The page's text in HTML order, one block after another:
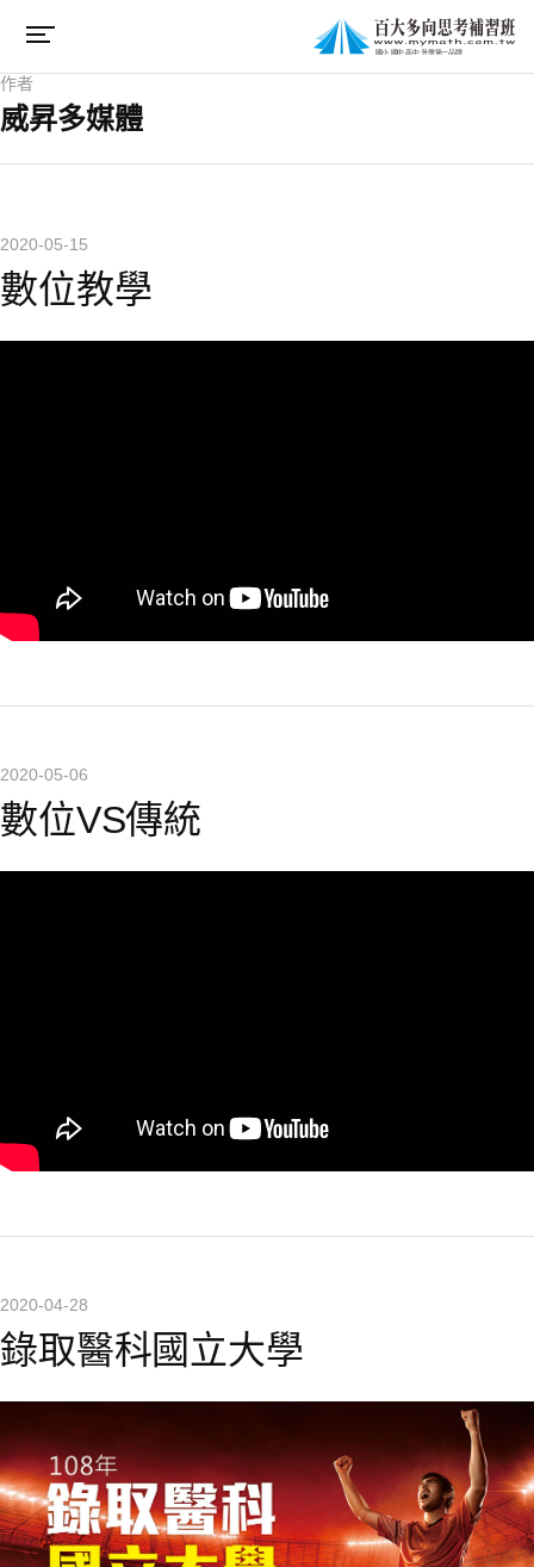
作者
威昇多媒體
2020-05-15
數位教學
2020-05-06
數位VS傳統
2020-04-28
錄取醫科國立大學